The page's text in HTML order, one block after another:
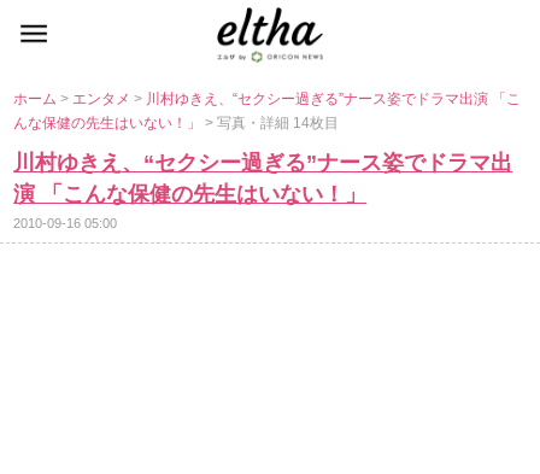
ホーム> エンタメ> 川村ゆきえ、“セクシー過ぎる”ナース姿でドラマ出演 「こ
んな保健の先生はいない！」> 写真・詳細 14枚目
川村ゆきえ、“セクシー過ぎる”ナース姿でドラマ出
演 「こんな保健の先生はいない！」
2010-09-16 05:00